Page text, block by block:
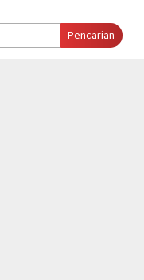
Pencarian